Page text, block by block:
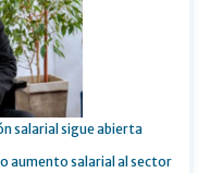
salarial sigue abierta
aumento salarial al sector